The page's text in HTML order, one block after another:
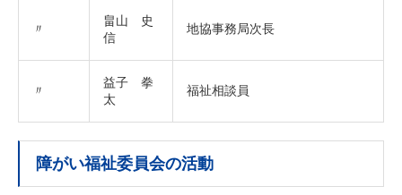
〃
畠山 史
信
地協事務局次長
〃
益子 拳
太
福祉相談員
障がい福祉委員会の活動